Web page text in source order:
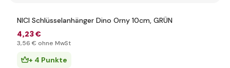
NICI Schlüsselanhänger Dino Orny 10cm, GRÜN
4,23 €
3,56 € ohne MwSt
+ 4 Punkte